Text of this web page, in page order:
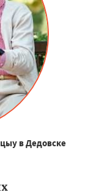
в Дедовске